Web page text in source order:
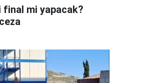
final mi yapacak?